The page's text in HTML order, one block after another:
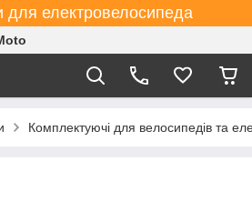
для електровелосипеда
Комплектуючі для велосипедів та